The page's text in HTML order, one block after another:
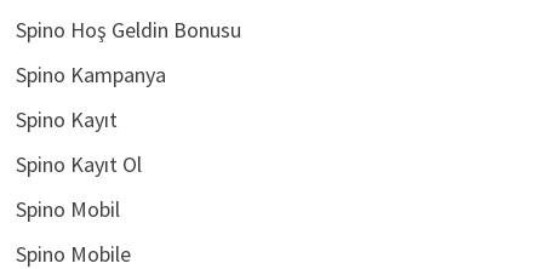
Spino Hoş Geldin Bonusu
Spino Kampanya
Spino Kayıt
Spino Kayıt Ol
Spino Mobil
Spino Mobile